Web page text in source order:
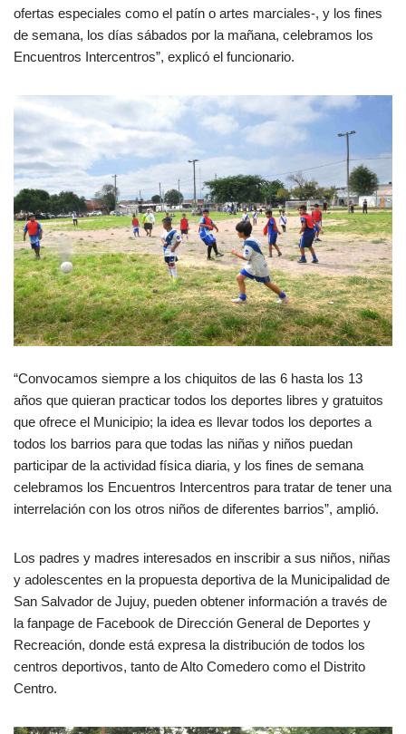
ofertas especiales como el patín o artes marciales-, y los fines
de semana, los días sábados por la mañana, celebramos los
Encuentros Intercentros”, explicó el funcionario.
“Convocamos siempre a los chiquitos de las 6 hasta los 13
años que quieran practicar todos los deportes libres y gratuitos
que ofrece el Municipio; la idea es llevar todos los deportes a
todos los barrios para que todas las niñas y niños puedan
participar de la actividad física diaria, y los fines de semana
celebramos los Encuentros Intercentros para tratar de tener una
interrelación con los otros niños de diferentes barrios”, amplió.
Los padres y madres interesados en inscribir a sus niños, niñas
y adolescentes en la propuesta deportiva de la Municipalidad de
San Salvador de Jujuy, pueden obtener información a través de
la fanpage de Facebook de Dirección General de Deportes y
Recreación, donde está expresa la distribución de todos los
centros deportivos, tanto de Alto Comedero como el Distrito
Centro.